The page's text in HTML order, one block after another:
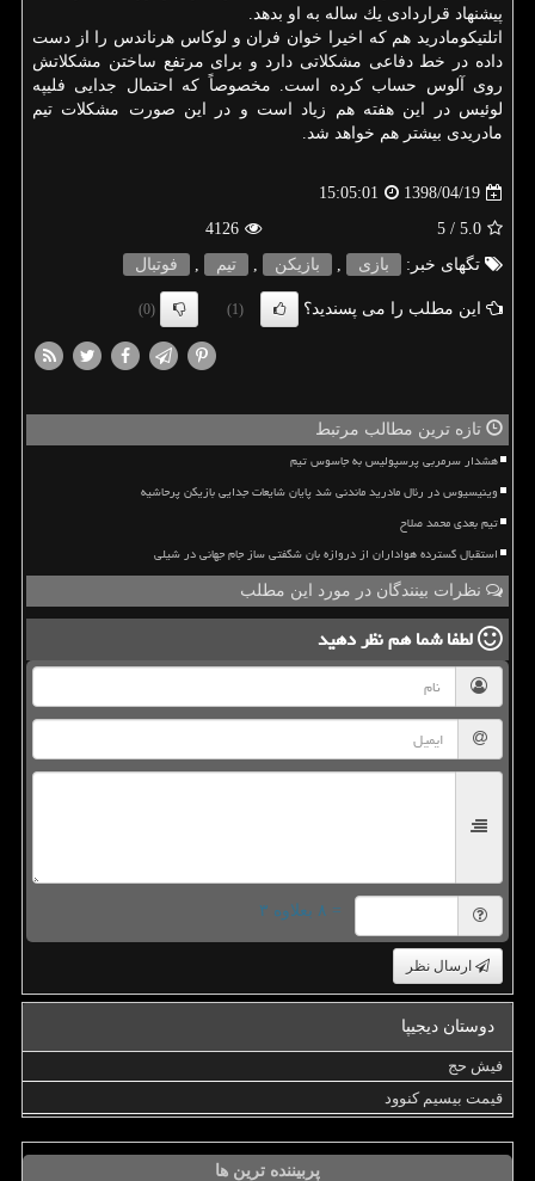
پیشنهاد قراردادی یك ساله به او بدهد.
اتلتیكومادرید هم كه اخیرا خوان فران و لوكاس هرناندس را از دست
داده در خط دفاعی مشكلاتی دارد و برای مرتفع ساختن مشكلاتش
روی آلوس حساب كرده است. مخصوصاً كه احتمال جدایی فلیپه
لوئیس در این هفته هم زیاد است و در این صورت مشكلات تیم
مادریدی بیشتر هم خواهد شد.
1398/04/19
15:05:01
5.0
/ 5
4126
تگهای خبر:
بازی , بازیكن , تیم , فوتبال
این مطلب را می پسندید؟ (1)
(0)
تازه ترین مطالب مرتبط
هشدار سرمربی پرسپولیس به جاسوس تیم
وینیسیوس در رئال مادرید ماندنی شد پایان شایعات جدایی بازیکن پرحاشیه
تیم بعدی محمد صلاح
استقبال گسترده هواداران از دروازه بان شگفتی ساز جام جهانی در شیلی
نظرات بینندگان در مورد این مطلب
لطفا شما همنظر دهید
= ۸ بعلاوه ۳
ارسال نظر
دوستان دیجیپا
فیش حج
قیمت بیسیم کنوود
پربیننده ترین ها